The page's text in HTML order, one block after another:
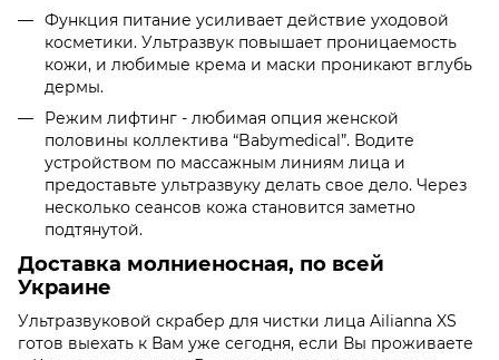
Функция питание усиливает действие уходовой
косметики. Ультразвук повышает проницаемость
кожи, и любимые крема и маски проникают вглубь
дермы.
Режим лифтинг - любимая опция женской
половины коллектива “Babymedical”. Водите
устройством по массажным линиям лица и
предоставьте ультразвуку делать свое дело. Через
несколько сеансов кожа становится заметно
подтянутой.
Доставка молниеносная, по всей
Украине
Ультразвуковой скрабер для чистки лица Ailianna XS
готов выехать к Вам уже сегодня, если Вы проживаете